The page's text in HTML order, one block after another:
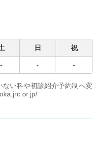
日 祝
- - -
い科や初診紹介予約制へ変